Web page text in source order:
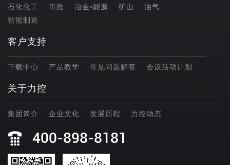
石化化工 市政 冶金•能源 矿山
油气
智能制造
客户支持
下载中心 产品教学 常见问题解答 会议活动计划
关于力控
集团简介 企业文化 发展历程 力控动态
400-898-8181